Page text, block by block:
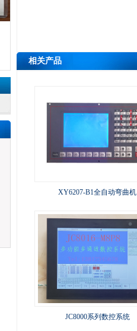
相关产品
XY6207-B1全自动弯曲机
JC8000系列数控系统